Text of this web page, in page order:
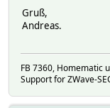
Gruß,
Andreas.
FB 7360, Homematic
Support for ZWave-